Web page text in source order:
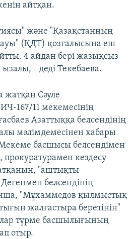
айтқан.
және "Қазақстанның
(ҚДТ) қозғалысына еш
4 айдан бері жазықсыз
- деді Текебаева.
Сәуле
167/11 мекемесінің
Азаттыққа белсендінің
мәлімдемесінен хабары
Мекеме басшысы белсендімен
прокуратурамен кездесу
"аштықты
белсендінің
"Мұхаммедов қылмыстық
жалғастыра беретінін"
түрме басшылығының
отыр.